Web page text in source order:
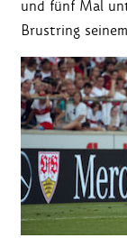
und fünf Mal
Brustring